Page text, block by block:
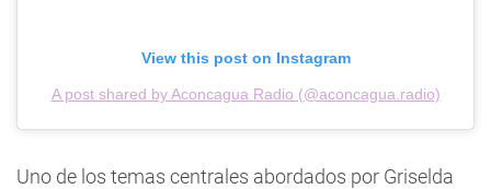
View this post on Instagram
A post shared by Aconcagua Radio (@aconcagua.radio)
Uno de los temas centrales abordados por Griselda